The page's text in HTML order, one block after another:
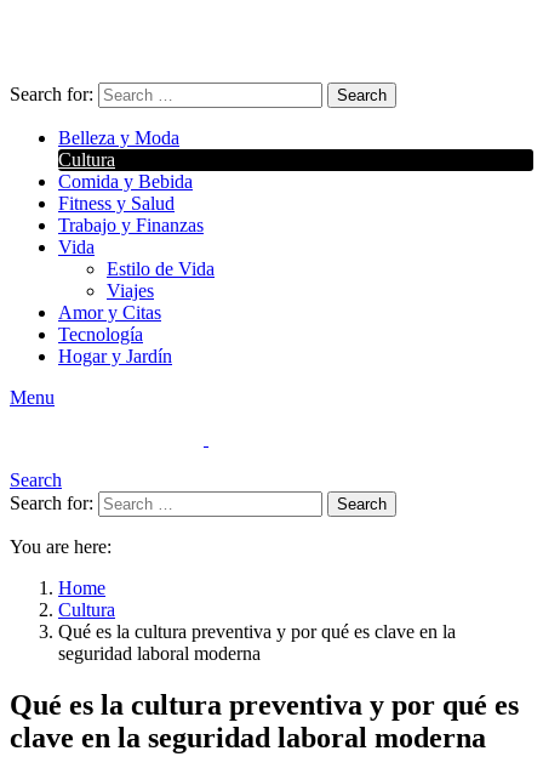
Search for: Search
Belleza y Moda
Cultura
Comida y Bebida
Fitness y Salud
Trabajo y Finanzas
Vida
Estilo de Vida
Viajes
Amor y Citas
Tecnología
Hogar y Jardín
Menu
Search
Search for:
Search
You are here:
Home
Cultura
Qué es la cultura preventiva y por qué es clave en la
seguridad laboral moderna
Qué es la cultura preventiva y por qué es
clave en la seguridad laboral moderna